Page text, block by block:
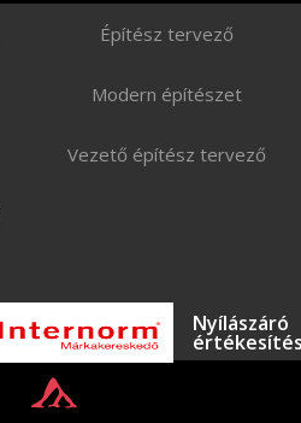
Építész tervező
Modern építészet
Vezető építész tervező
Nyílászáró